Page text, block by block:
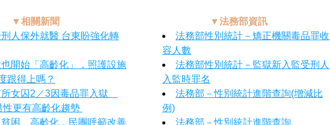
▼相關新聞
人保外就醫 台東盼強化轉
開始「高齡化」，照護設施
跟得上嗎？
女囚2／3因毒品罪入獄
性更有高齡化趨勢
困、高齡化，民團呼籲改善
▼法務部資訊
法務部性別統計－矯正機關毒品罪收
容人數
法務部性別統計－監獄新入監受刑人
入監時罪名
法務部－性別統計進階查詢(增減比
例)
法務部－性別統計進階查詢